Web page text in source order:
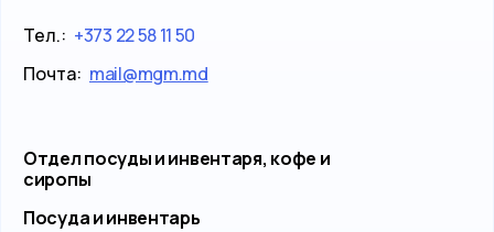
Тел.: +373 22 58 11 50
Почта: mail@mgm.md
Отдел посуды и инвентаря, кофе и
сиропы
Посуда и инвентарь